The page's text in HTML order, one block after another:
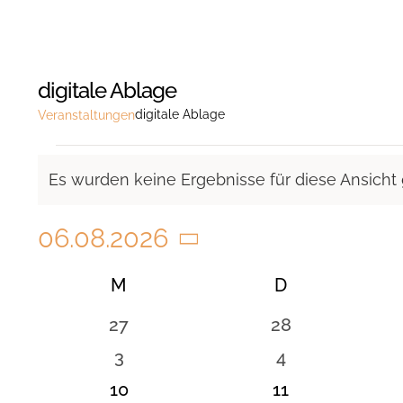
digitale Ablage
Veranstaltungendigitale Ablage
Es wurden keine Ergebnisse für diese
06.08.2026
Datum
wählen.
Kalender
Veranstaltungen
M DDIENSTAG
0
Veranstaltungen
27
0
Veranstaltungen
28
0
Veranstaltungen
3
0
4
0
10
0
11